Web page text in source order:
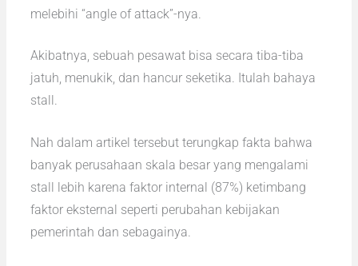
melebihi “angle of attack”-nya.
Akibatnya, sebuah pesawat bisa secara tiba-tiba
jatuh, menukik, dan hancur seketika. Itulah bahaya
stall.
Nah dalam artikel tersebut terungkap fakta bahwa
banyak perusahaan skala besar yang mengalami
stall lebih karena faktor internal (87%) ketimbang
faktor eksternal seperti perubahan kebijakan
pemerintah dan sebagainya.